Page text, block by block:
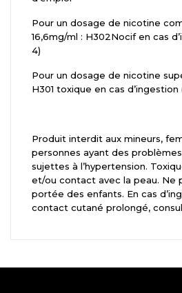
Pour un dosage de nicotine
16,6mg/ml : H302Nocif en cas
4)
Pour un dosage de nicotine
H301 toxique en cas
Produit interdit aux mineurs,
personnes ayant des
sujettes à l’hypertension.
et/ou contact avec la peau. Ne
portée des enfants. En cas
contact cutané prolongé,